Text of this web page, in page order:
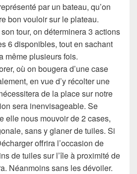
par un bateau, qu’on
bon vouloir sur le plateau.
tour, on déterminera 3 actions
6 disponibles, tout en sachant
même plusieurs fois.
où on bougera d’une case
en vue d’y récolter une
de la place sur notre
sera inenvisageable. Se
elle nous mouvoir de 2 cases,
sans y glaner de tuiles. Si
offrira l’occasion de
de tuiles sur l’île à proximité de
Néanmoins sans les dévoiler.